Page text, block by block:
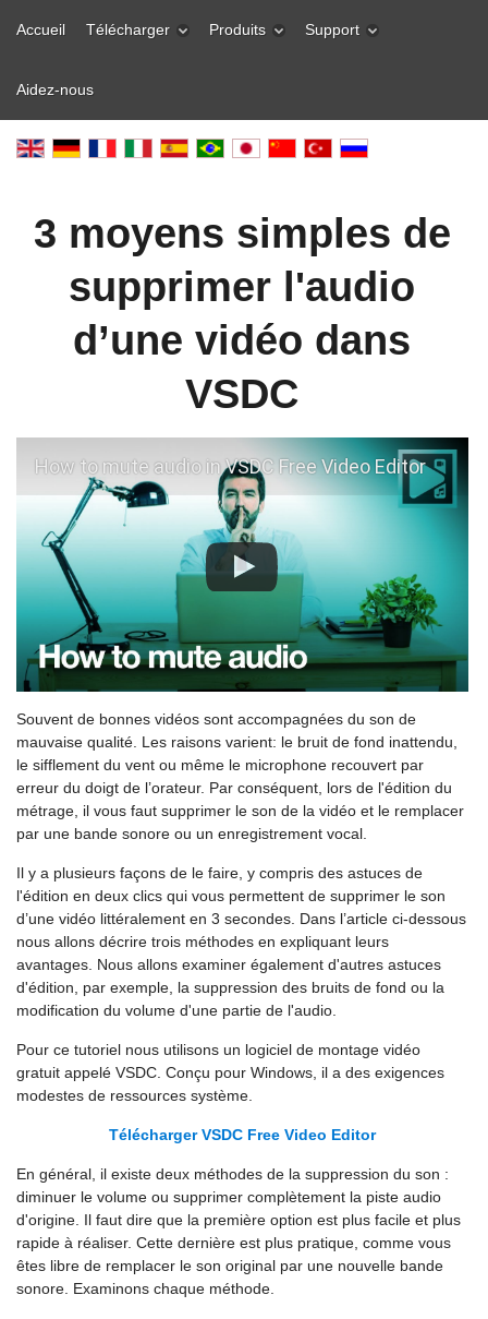
Accueil Télécharger Produits Support
Aidez-nous
3 moyens simples de
supprimer l'audio
d’une vidéo dans
VSDC
How to mute audio in VSDC Free Video Editor
Souvent de bonnes vidéos sont accompagnées du son de
mauvaise qualité. Les raisons varient: le bruit de fond inattendu,
le sifflement du vent ou même le microphone recouvert par
erreur du doigt de l’orateur. Par conséquent, lors de l'édition du
métrage, il vous faut supprimer le son de la vidéo et le remplacer
par une bande sonore ou un enregistrement vocal.
Il y a plusieurs façons de le faire, y compris des astuces de
l'édition en deux clics qui vous permettent de supprimer le son
d’une vidéo littéralement en 3 secondes. Dans l’article ci-dessous
nous allons décrire trois méthodes en expliquant leurs
avantages. Nous allons examiner également d'autres astuces
d'édition, par exemple, la suppression des bruits de fond ou la
modification du volume d'une partie de l'audio.
Pour сe tutoriel nous utilisons un logiciel de montage vidéo
gratuit appelé VSDC. Conçu pour Windows, il a des exigences
modestes de ressources système.
Télécharger VSDC Free Video Editor
En général, il existe deux méthodes de la suppression du son :
diminuer le volume ou supprimer complètement la piste audio
d'origine. Il faut dire que la première option est plus facile et plus
rapide à réaliser. Cette dernière est plus pratique, comme vous
êtes libre de remplacer le son original par une nouvelle bande
sonore. Examinons chaque méthode.